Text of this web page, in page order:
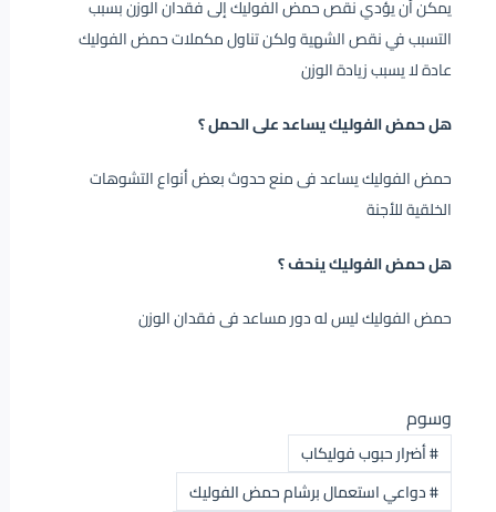
يمكن أن يؤدي نقص حمض الفوليك إلى فقدان الوزن بسبب
التسبب في نقص الشهية ولكن تناول مكملات حمض الفوليك
عادة لا يسبب زيادة الوزن
هل حمض الفوليك يساعد على الحمل ؟
حمض الفوليك يساعد فى منع حدوث بعض أنواع التشوهات
الخلقية للأجنة
هل حمض الفوليك ينحف ؟
حمض الفوليك ليس له دور مساعد فى فقدان الوزن
وسوم
#أضرار حبوب فوليكاب
#دواعي استعمال برشام حمض الفوليك